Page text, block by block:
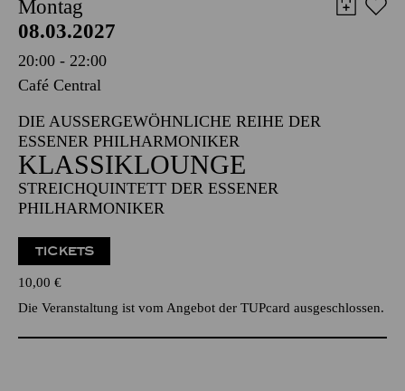
Montag
08.03.2027
20:00 - 22:00
Café Central
DIE AUSSERGEWÖHNLICHE REIHE DER E
SSENER PHILHARMONIKER
KLASSIKLOUNGE
STREICHQUINTETT DER ESSENER
PHILHARMONIKER
TICKETS
10,00 €
Die Veranstaltung ist vom Angebot der TUPcard ausgeschlossen.